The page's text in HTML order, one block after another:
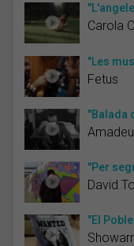
Carola
"Les
Fetus
"Balada
"Per
David
"El